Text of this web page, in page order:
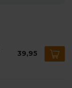
39,95